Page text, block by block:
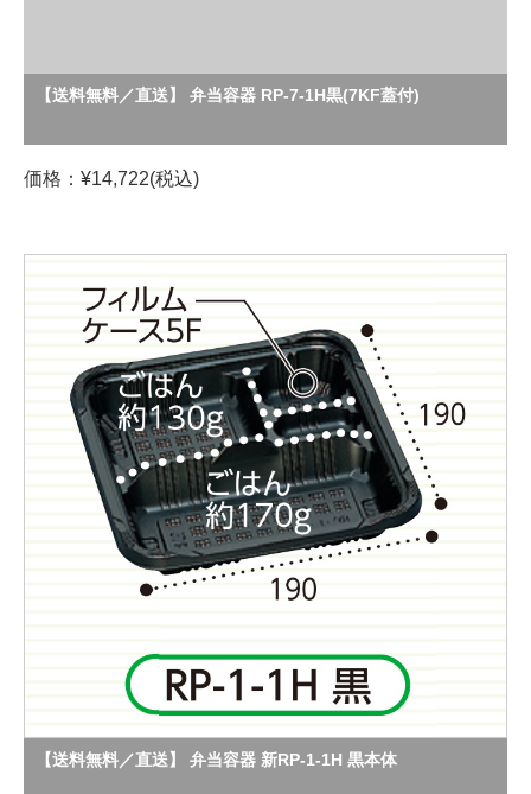
【送料無料／直送】 弁当容器 RP-7-1H黒(7KF蓋付)
価格：¥14,722(税込)
【送料無料／直送】 弁当容器 新RP-1-1H 黒本体